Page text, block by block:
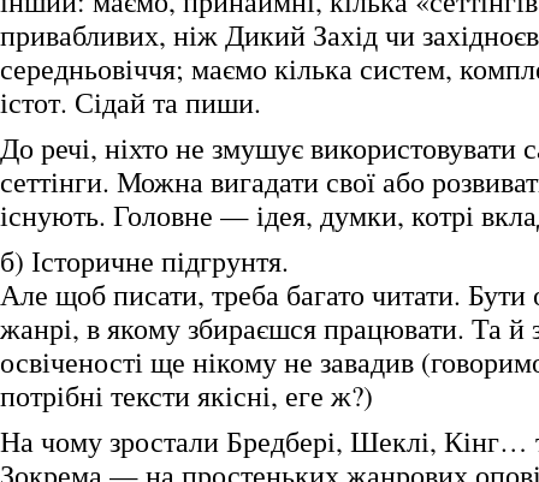
привабливих, ніж Дикий Захід чи
середньовіччя; маємо кілька систем,
істот. Сідай та пиши.
До речі, ніхто не змушує використовувати
сеттінги. Можна вигадати свої або
існують. Головне — ідея, думки, котрі
б) Історичне підгрунтя.
Але щоб писати, треба багато читати. Бути
жанрі, в якому збираєшся працювати. Та й
освіченості ще нікому не завадив
потрібні тексти якісні, еге ж?)
На чому зростали Бредбері, Шеклі, Кінг…